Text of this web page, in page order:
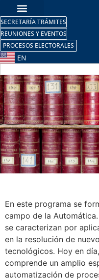
SECRETARÍA TRÁMITES
REUNIONES Y EVENTOS
PROCESOS ELECTORALES
EN
En este programa se
campo de la
se caracterizan por
en la resolución de
tecnológicos. Hoy en
comprende un amplio
automatización de